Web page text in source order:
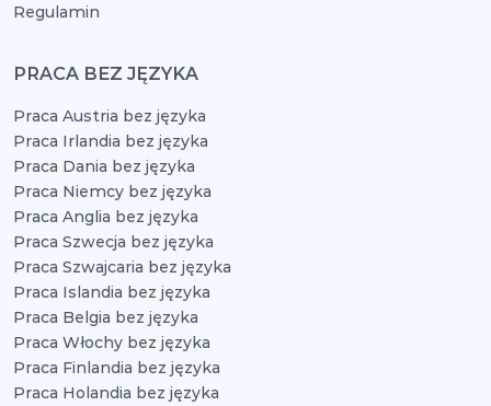
Regulamin
PRACA BEZ JĘZYKA
Praca Austria bez języka
Praca Irlandia bez języka
Praca Dania bez języka
Praca Niemcy bez języka
Praca Anglia bez języka
Praca Szwecja bez języka
Praca Szwajcaria bez języka
Praca Islandia bez języka
Praca Belgia bez języka
Praca Włochy bez języka
Praca Finlandia bez języka
Praca Holandia bez języka